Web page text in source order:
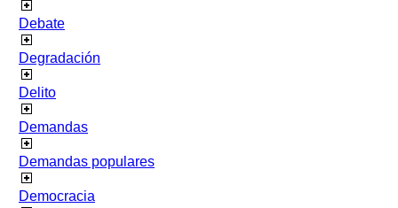
Debate
Degradación
Delito
Demandas
Demandas populares
Democracia